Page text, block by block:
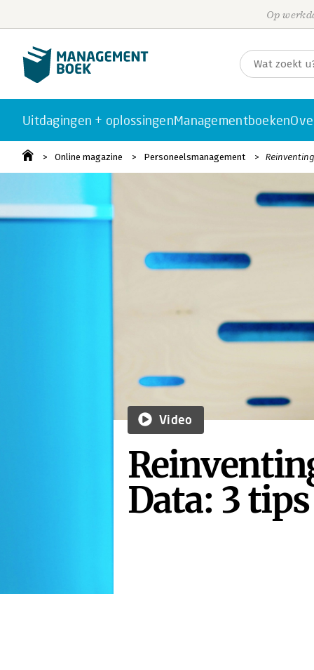
Op
Uitdagingen + oplossingenManagementboeken
Online magazine Personeelsmanagement
Video
Data: 3 tips